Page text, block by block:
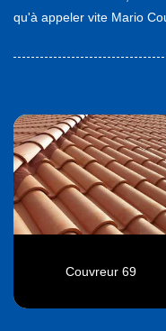
qu'à appeler vite Mario
Couvreur 69